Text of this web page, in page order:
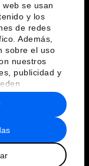
se usan
y los
de redes
Además,
sobre el uso
nuestros
publicidad y
que les
hayan
que haya